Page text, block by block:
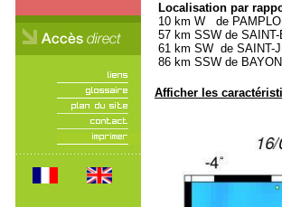
Localisation par
10 km W de
57 km SSW de
61 km SW de SAINT-
86 km SSW de
Afficher les